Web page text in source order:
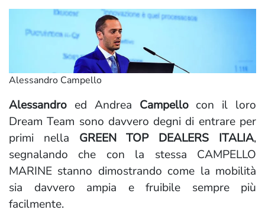
Alessandro Campello
Alessandro ed Andrea Campellocon il loro
Dream Team sono davvero degni di entrare per
primi nella GREEN TOP DEALERS ITALIA,
segnalando che con la stessa CAMPELLO
MARINE stanno dimostrando come la mobilità
sia davvero ampia e fruibile sempre più
facilmente.